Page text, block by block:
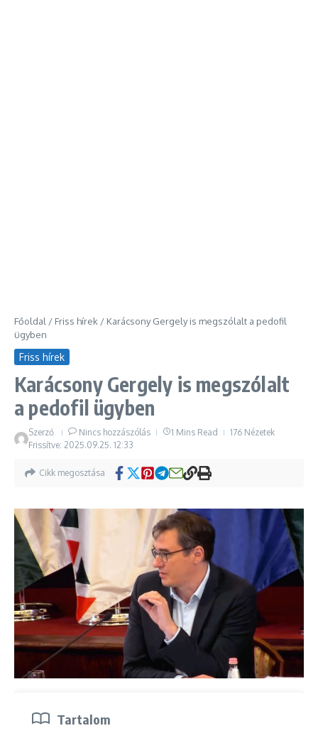
Főoldal / Friss hírek / Karácsony Gergely is megszólalt a pedofil
ügyben
Friss hírek
Karácsony Gergely is megszólalt
a pedofil ügyben
Szerző Nincs hozzászólás 1 Mins Read
176 Nézetek
Frissítve: 2025.09.25. 12:33
Cikk megosztása
Tartalom